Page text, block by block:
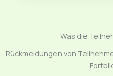
Was die
Rückmeldungen von